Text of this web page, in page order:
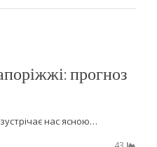
прогноз
нас ясною…